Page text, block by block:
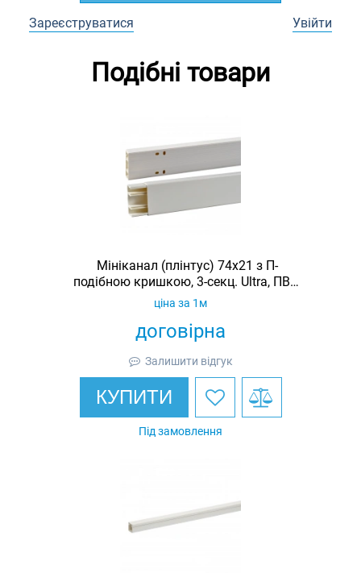
Зареєструватися Увійти
Подібні товари
Мініканал (плінтус) 74x21 з П-
подібною кришкою, 3-секц. Ultra, ПВХ,
довжина 2 м
договірна
ціна за 1м
Залишити відгук
КУПИТИ
Під замовлення